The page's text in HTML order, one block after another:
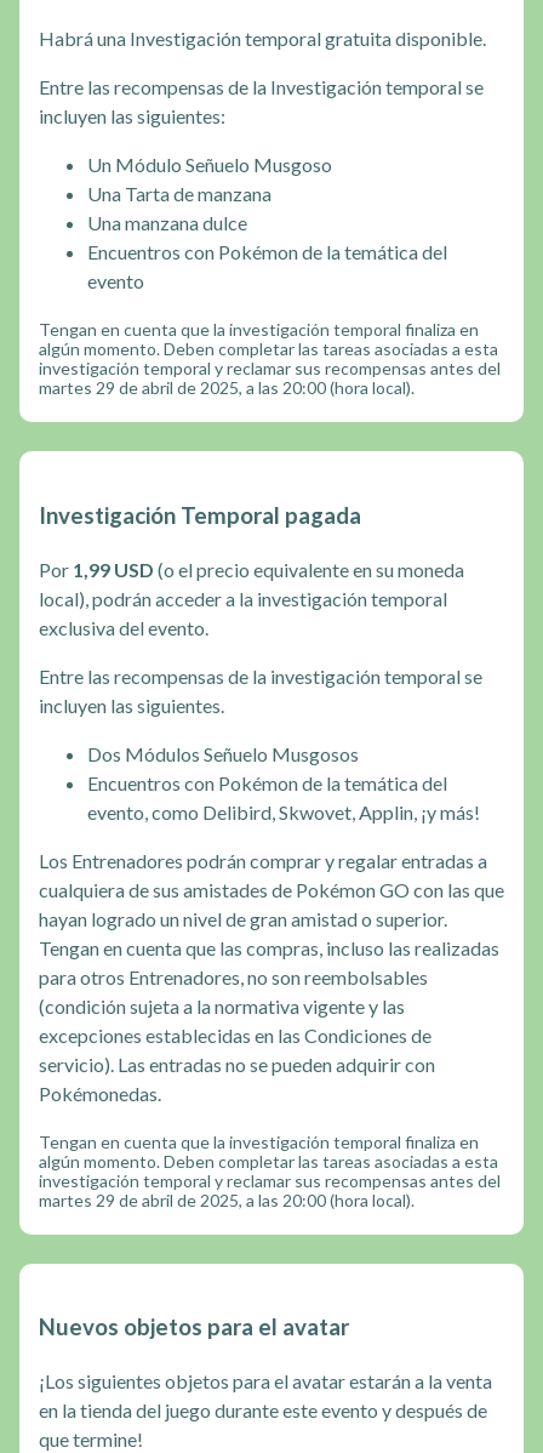
Habrá una Investigación temporal gratuita disponible.
Entre las recompensas de la Investigación temporal se
incluyen las siguientes:
Un Módulo Señuelo Musgoso
Una Tarta de manzana
Una manzana dulce
Encuentros con Pokémon de la temática del
evento
Tengan en cuenta que la investigación temporal finaliza en
algún momento. Deben completar las tareas asociadas a esta
investigación temporal y reclamar sus recompensas antes del
martes 29 de abril de 2025, a las 20:00 (hora local).
Investigación Temporal pagada
Por 1,99 USD (o el precio equivalente en su moneda
local), podrán acceder a la investigación temporal
exclusiva del evento.
Entre las recompensas de la investigación temporal se
incluyen las siguientes.
Dos Módulos Señuelo Musgosos
Encuentros con Pokémon de la temática del
evento, como Delibird, Skwovet, Applin, ¡y más!
Los Entrenadores podrán comprar y regalar entradas a
cualquiera de sus amistades de Pokémon GO con las que
hayan logrado un nivel de gran amistad o superior.
Tengan en cuenta que las compras, incluso las realizadas
para otros Entrenadores, no son reembolsables
(condición sujeta a la normativa vigente y las
excepciones establecidas en las Condiciones de
servicio). Las entradas no se pueden adquirir con
Pokémonedas.
Tengan en cuenta que la investigación temporal finaliza en
algún momento. Deben completar las tareas asociadas a esta
investigación temporal y reclamar sus recompensas antes del
martes 29 de abril de 2025, a las 20:00 (hora local).
Nuevos objetos para el avatar
¡Los siguientes objetos para el avatar estarán a la venta
en la tienda del juego durante este evento y después de
que termine!